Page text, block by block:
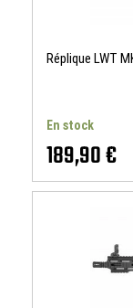
Réplique LWT
En stock
189,90 €